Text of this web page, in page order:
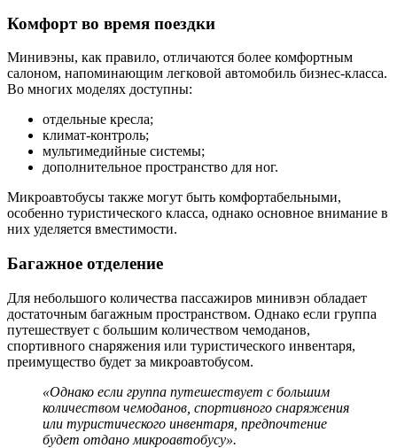
Комфорт во время поездки
Минивэны, как правило, отличаются более комфортным
салоном, напоминающим легковой автомобиль бизнес-класса.
Во многих моделях доступны:
отдельные кресла;
климат-контроль;
мультимедийные системы;
дополнительное пространство для ног.
Микроавтобусы также могут быть комфортабельными,
особенно туристического класса, однако основное внимание в
них уделяется вместимости.
Багажное отделение
Для небольшого количества пассажиров минивэн обладает
достаточным багажным пространством. Однако если группа
путешествует с большим количеством чемоданов,
спортивного снаряжения или туристического инвентаря,
преимущество будет за микроавтобусом.
«Однако если группа путешествует с большим
количеством чемоданов, спортивного снаряжения
или туристического инвентаря, предпочтение
будет отдано микроавтобусу».